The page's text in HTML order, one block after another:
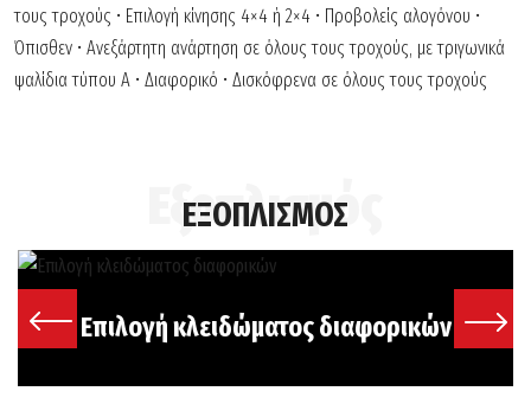
τους τροχούς • Επιλογή κίνησης 4×4 ή 2×4 • Προβολείς αλογόνου •
Όπισθεν • Ανεξάρτητη ανάρτηση σε όλους τους τροχούς, με τριγωνικά
ψαλίδια τύπου A • Διαφορικό • Δισκόφρενα σε όλους τους τροχούς
ΕΞΟΠΛΙΣΜΟΣ
Επιλογή κλειδώματος διαφορικών